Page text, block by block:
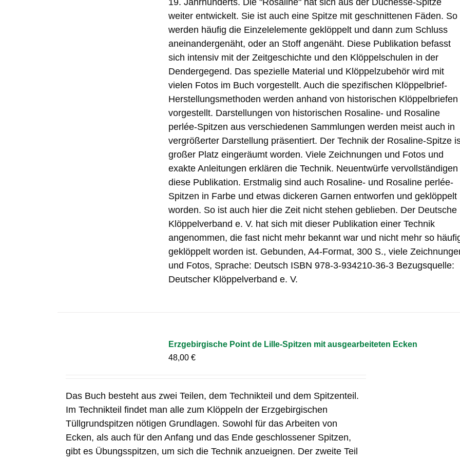
19. Jahrhunderts. Die "Rosaline" hat sich aus der Duchesse-Spitze
weiter entwickelt. Sie ist auch eine Spitze mit geschnittenen Fäden. So
werden häufig die Einzelelemente geklöppelt und dann zum Schluss
aneinandergenäht, oder an Stoff angenäht. Diese Publikation befasst
sich intensiv mit der Zeitgeschichte und den Klöppelschulen in der
Dendergegend. Das spezielle Material und Klöppelzubehör wird mit
vielen Fotos im Buch vorgestellt. Auch die spezifischen Klöppelbrief-
Herstellungsmethoden werden anhand von historischen Klöppelbriefen
vorgestellt. Darstellungen von historischen Rosaline- und Rosaline
perlée-Spitzen aus verschiedenen Sammlungen werden meist auch in
vergrößerter Darstellung präsentiert. Der Technik der Rosaline-Spitze
großer Platz eingeräumt worden. Viele Zeichnungen und Fotos und
exakte Anleitungen erklären die Technik. Neuentwürfe vervollständigen
diese Publikation. Erstmalig sind auch Rosaline- und Rosaline perlée-
Spitzen in Farbe und etwas dickeren Garnen entworfen und geklöppelt
worden. So ist auch hier die Zeit nicht stehen geblieben. Der Deutsche
Klöppelverband e. V. hat sich mit dieser Publikation einer Technik
angenommen, die fast nicht mehr bekannt war und nicht mehr so
geklöppelt worden ist. Gebunden, A4-Format, 300 S., viele
und Fotos, Sprache: Deutsch ISBN 978-3-934210-36-3 Bezugsquelle:
Deutscher Klöppelverband e. V.
Erzgebirgische Point de Lille-Spitzen mit ausgearbeiteten Ecken
48,00€
Das Buch besteht aus zwei Teilen, dem Technikteil und dem Spitzenteil.
Im Technikteil findet man alle zum Klöppeln der Erzgebirgischen
Tüllgrundspitzen nötigen Grundlagen. Sowohl für das Arbeiten von
Ecken, als auch für den Anfang und das Ende geschlossener Spitzen,
gibt es Übungsspitzen, um sich die Technik anzueignen. Der zweite Teil